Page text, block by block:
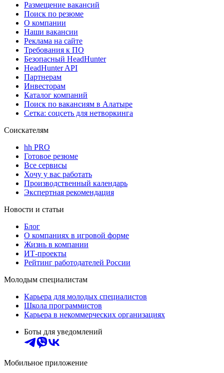
Размещение вакансий
Поиск по резюме
О компании
Наши вакансии
Реклама на сайте
Требования к ПО
Безопасный HeadHunter
HeadHunter API
Партнерам
Инвесторам
Каталог компаний
Поиск по вакансиям в Алатыре
Сетка: соцсеть для нетворкинга
Соискателям
hh PRO
Готовое резюме
Все сервисы
Хочу у вас работать
Производственный календарь
Экспертная рекомендация
Новости и статьи
Блог
О компаниях в игровой форме
Жизнь в компании
ИТ-проекты
Рейтинг работодателей России
Молодым специалистам
Карьера для молодых специалистов
Школа программистов
Карьера в некоммерческих организациях
Боты для уведомлений
Мобильное приложение